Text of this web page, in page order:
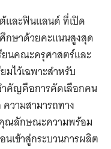
และฟินแลนด์ ที่เปิด
กษาด้วยคะแนนสูงสุด
ยนคณะครุศาสตร์และ
ไว้เฉพาะสำหรับ
คัญคือการคัดเลือกคน
วามสามารถทาง
คุณลักษณะความพร้อม
นเข้าสู่กระบวนการผลิต